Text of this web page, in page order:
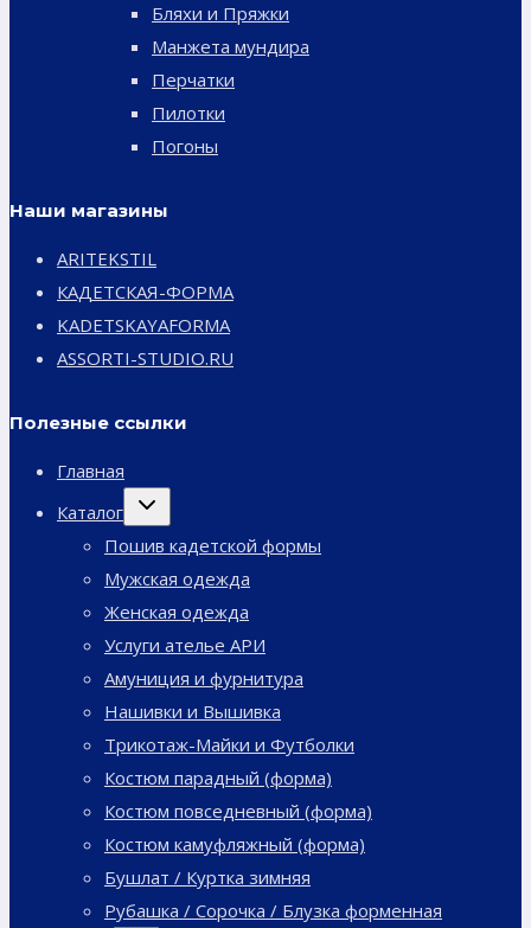
Бляхи и Пряжки
Манжета мундира
Перчатки
Пилотки
Погоны
Наши магазины
ARITEKSTIL
КАДЕТСКАЯ-ФОРМА
KADETSKAYAFORMA
ASSORTI-STUDIO.RU
Полезные ссылки
Главная
Каталог
Переключить
Пошив кадетской формы
Мужская одежда
Женская одежда
Услуги ателье АРИ
Амуниция и фурнитура
Нашивки и Вышивка
Трикотаж-Майки и Футболки
Костюм парадный (форма)
Костюм повседневный (форма)
Костюм камуфляжный (форма)
Бушлат / Куртка зимняя
Рубашка / Сорочка / Блузка форменная